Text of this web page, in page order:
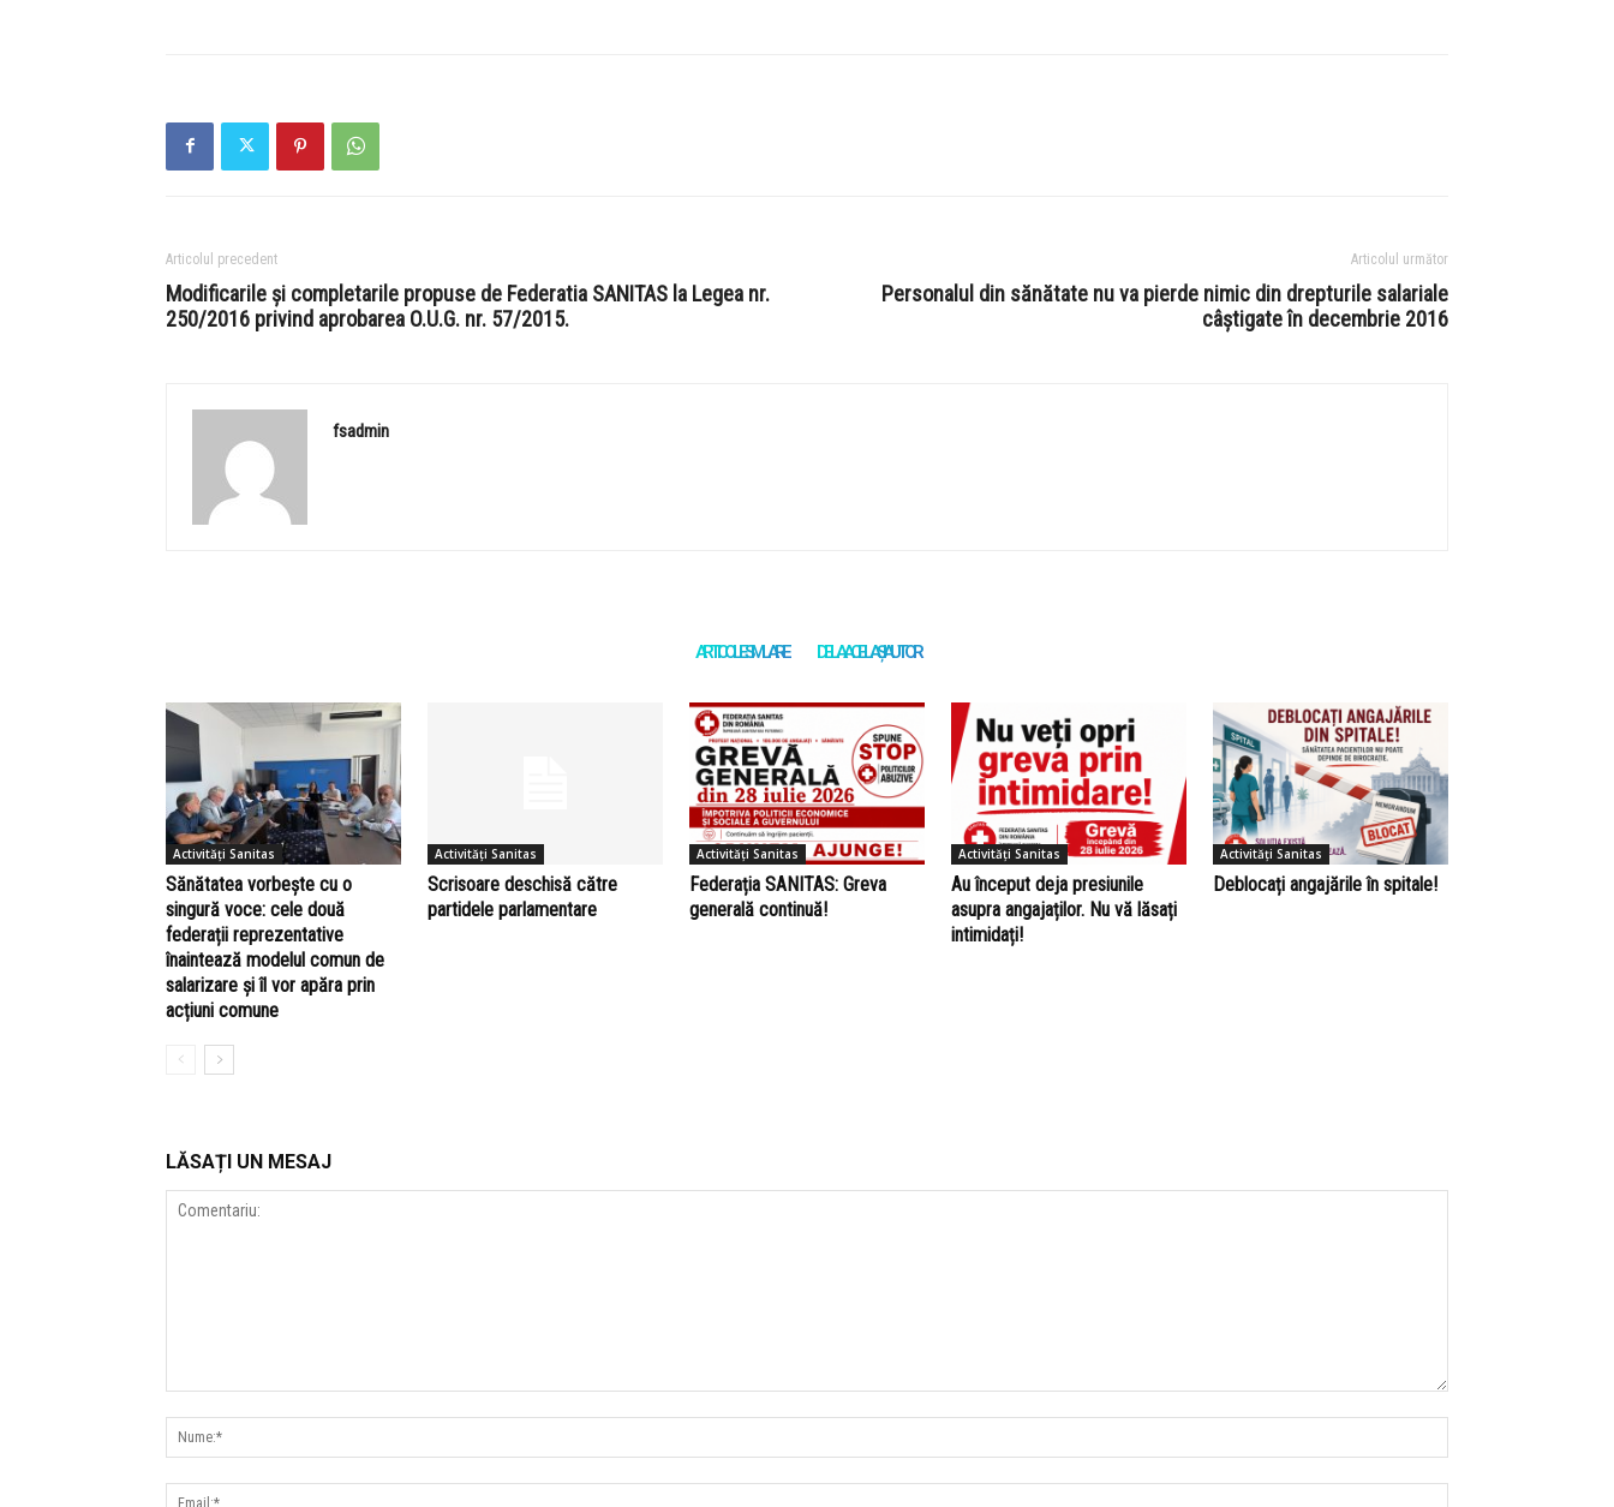
Articolul precedent
Modificarile şi completarile propuse de Federatia SANITAS la Legea nr.
250/2016 privind aprobarea O.U.G. nr. 57/2015.
Articolul următor
Personalul din sănătate nu va pierde nimic din drepturile salariale
câștigate în decembrie 2016
fsadmin
ARTICOLE SIMILARE DE LA ACELAȘI AUTOR
Activități Sanitas
Sănătatea vorbește cu o
singură voce: cele două
federații reprezentative
înaintează modelul comun de
salarizare și îl vor apăra prin
acțiuni comune
Activități Sanitas
Scrisoare deschisă către
partidele parlamentare
Activități Sanitas
Federația SANITAS: Greva
generală continuă!
Activități Sanitas
Au început deja presiunile
asupra angajaților. Nu vă lăsați
intimidați!
Activități Sanitas
Deblocați angajările în spitale!
LĂSAȚI UN MESAJ